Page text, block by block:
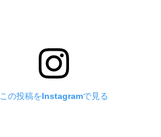
この投稿をInstagramで見る